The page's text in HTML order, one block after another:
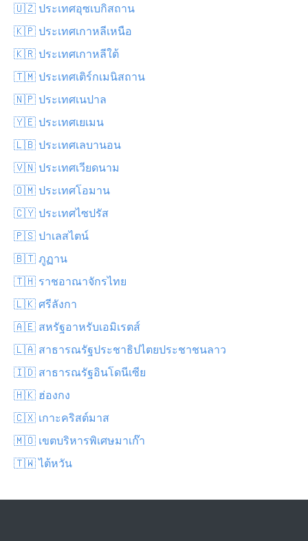
🇺🇿 ประเทศอุซเบกิสถาน
🇰🇵 ประเทศเกาหลีเหนือ
🇰🇷 ประเทศเกาหลีใต้
🇹🇲 ประเทศเติร์กเมนิสถาน
🇳🇵 ประเทศเนปาล
🇾🇪 ประเทศเยเมน
🇱🇧 ประเทศเลบานอน
🇻🇳 ประเทศเวียดนาม
🇴🇲 ประเทศโอมาน
🇨🇾 ประเทศไซปรัส
🇵🇸 ปาเลสไตน์
🇧🇹 ภูฏาน
🇹🇭 ราชอาณาจักรไทย
🇱🇰 ศรีลังกา
🇦🇪 สหรัฐอาหรับเอมิเรตส์
🇱🇦 สาธารณรัฐประชาธิปไตยประชาชนลาว
🇮🇩 สาธารณรัฐอินโดนีเซีย
🇭🇰 ฮ่องกง
🇨🇽 เกาะคริสต์มาส
🇲🇴 เขตบริหารพิเศษมาเก๊า
🇹🇼 ไต้หวัน